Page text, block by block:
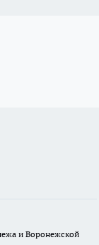
и Воронежской